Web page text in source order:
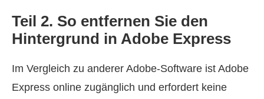
Teil 2. So entfernen Sie den
Hintergrund in Adobe Express
Im Vergleich zu anderer Adobe‑Software ist Adobe
Express online zugänglich und erfordert keine